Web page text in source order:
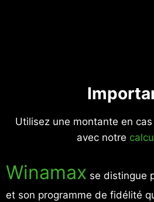
Utilisez une montante en
avec notre
Winamax se distingue
et son programme de fidélité